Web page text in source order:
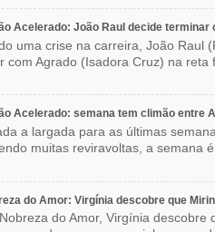
Acelerado: João Raul decide terminar
uma crise na carreira, João Raul
com Agrado (Isadora Cruz) na reta
Acelerado: semana tem climão entre
a largada para as últimas
muitas reviravoltas, a semana
do Amor: Virgínia descobre que
do Amor, Virgínia descobre